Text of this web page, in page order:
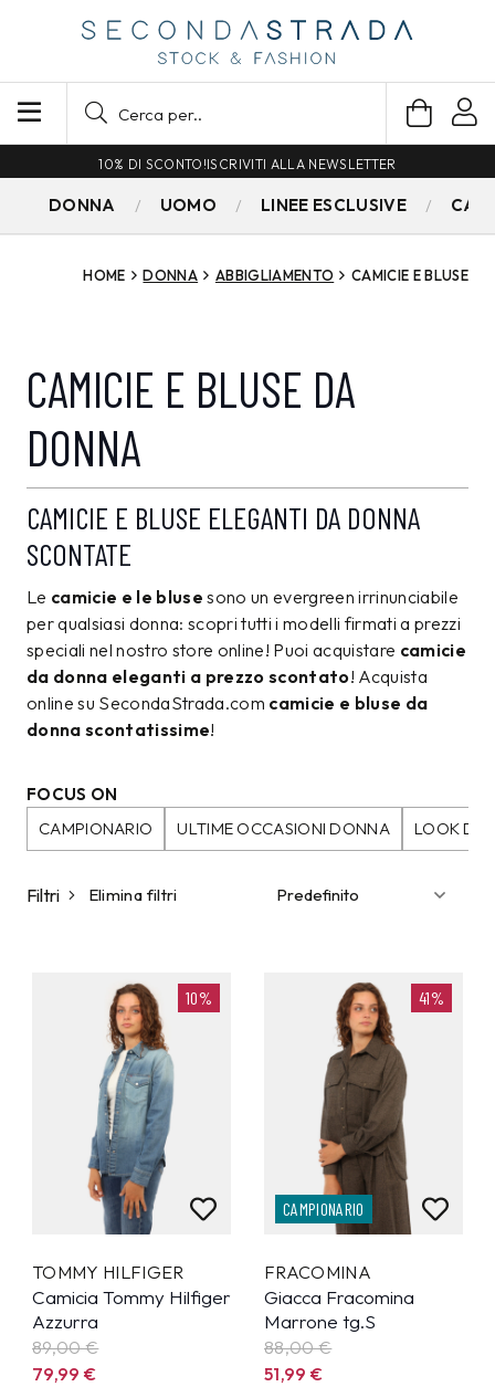
10% DI SCONTO!ISCRIVITI ALLA NEWSLETTER
DONNA UOMO LINEE ESCLUSIVE
HOME DONNA ABBIGLIAMENTO CAMICIE E BLUSE
CAMICIE E BLUSE DA
DONNA
CAMICIE E BLUSE ELEGANTI DA DONNA
SCONTATE
Le camicie e le bluse sono un evergreen irrinunciabile
per qualsiasi donna: scopri tutti i modelli firmati a prezzi
speciali nel nostro store online! Puoi acquistare camicie
da donna eleganti a prezzo scontato! Acquista
online su SecondaStrada.com camicie e bluse da
donna scontatissime!
FOCUS ON
CAMPIONARIO
ULTIME OCCASIONI DONNA LOOK DA
Filtri Elimina filtri
10%
TOMMY HILFIGER
Camicia Tommy Hilfiger
Azzurra
89,00 €
79,99€
41%
CAMPIONARIO
FRACOMINA
Giacca Fracomina
Marrone tg.S
88,00 €
51,99€